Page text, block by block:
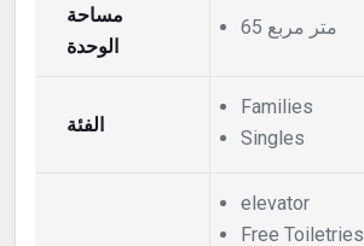
مساحة
الوحدة
65 متر مربع
الفئة
Families
Singles
elevator
Free Toiletries